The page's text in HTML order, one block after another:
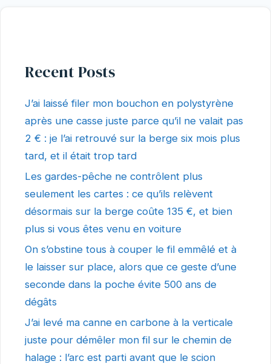
Recent Posts
J’ai laissé filer mon bouchon en polystyrène
après une casse juste parce qu’il ne valait pas
2 € : je l’ai retrouvé sur la berge six mois plus
tard, et il était trop tard
Les gardes-pêche ne contrôlent plus
seulement les cartes : ce qu’ils relèvent
désormais sur la berge coûte 135 €, et bien
plus si vous êtes venu en voiture
On s’obstine tous à couper le fil emmêlé et à
le laisser sur place, alors que ce geste d’une
seconde dans la poche évite 500 ans de
dégâts
J’ai levé ma canne en carbone à la verticale
juste pour démêler mon fil sur le chemin de
halage : l’arc est parti avant que le scion